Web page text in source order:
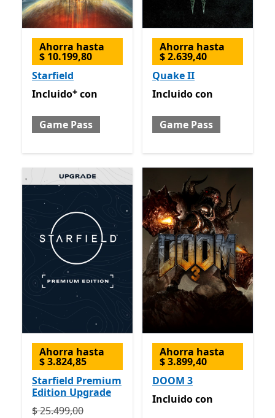
Ahorra hasta
$ 10.199,80
Starfield
Incluido con Game Pass
Ofrece compras dentro de
Incluido+ con
Game Pass
Ahorra hasta
$ 2.639,40
Quake II
Incluido con Game Pass
Incluidocon
Game Pass
Ahorra hasta
$ 3.824,85
Starfield Premium
Edition Upgrade
Originalmente $ 25.499,00 ahora $ 21.674,15
$ 25.499,00
Ahorra hasta
$ 3.899,40
DOOM 3
Incluido con Game Pass
Incluidocon